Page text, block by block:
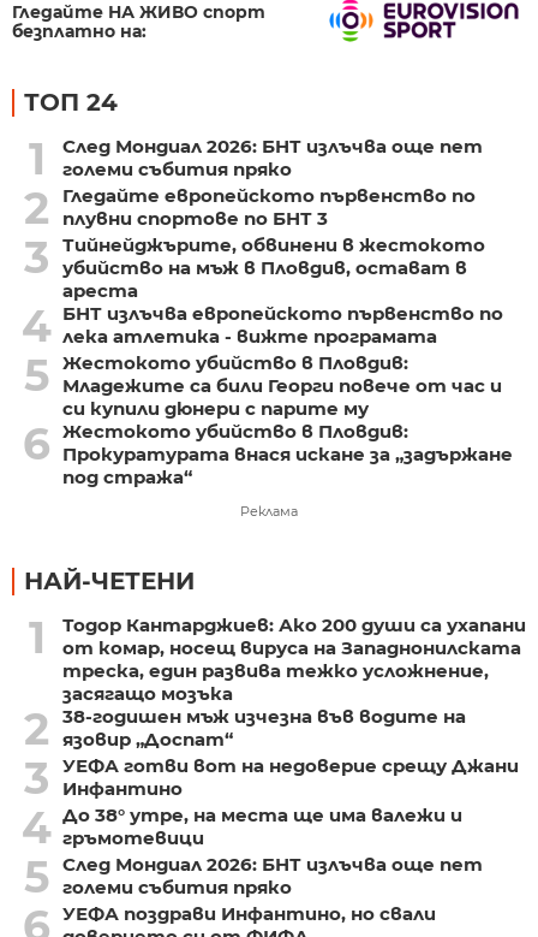
Гледайте НА ЖИВО спорт
безплатно на:
ТОП 24
1
След Мондиал 2026: БНТ излъчва още пет
големи събития пряко
2
Гледайте европейското първенство по
плувни спортове по БНТ 3
3
Тийнейджърите, обвинени в жестокото
убийство на мъж в Пловдив, остават в
ареста
4 БНТ излъчва европейското първенство по
лека атлетика - вижте програмата
5 Жестокото убийство в Пловдив:
Младежите са били Георги повече от час и
си купили дюнери с парите му
6 Жестокото убийство в Пловдив:
Прокуратурата внася искане за „задържане
под стража“
Реклама
НАЙ-ЧЕТЕНИ
1
Тодор Кантарджиев: Ако 200 души са ухапани
от комар, носещ вируса на Западнонилската
треска, един развива тежко усложнение,
засягащо мозъка
2
38-годишен мъж изчезна във водите на
язовир „Доспат“
3
УЕФА готви вот на недоверие срещу Джани
Инфантино
4 До 38° утре, на места ще има валежи и
гръмотевици
5 След Мондиал 2026: БНТ излъчва още пет
големи събития пряко
6 УЕФА поздрави Инфантино, но свали